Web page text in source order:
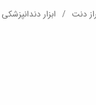
دنت ابزار دندانپزشکی